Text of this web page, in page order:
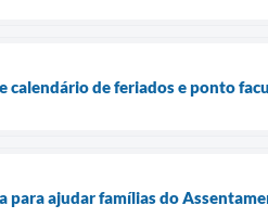
calendário de feriados e ponto
ajudar famílias do